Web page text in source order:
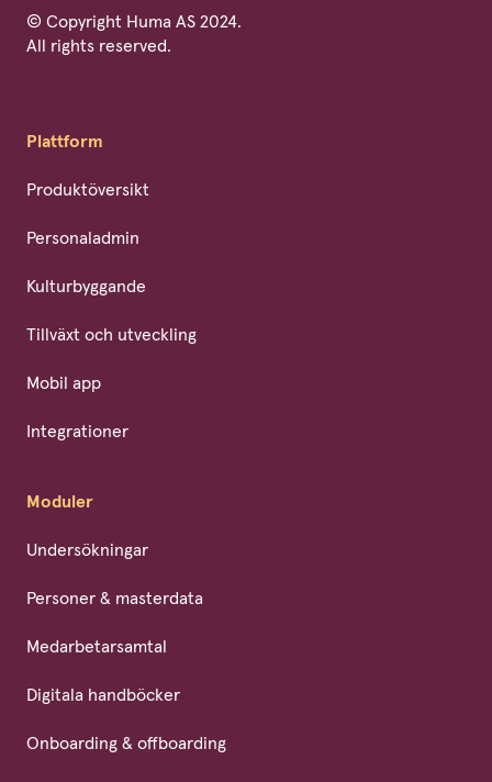
© Copyright Huma AS 2024.
All rights reserved.
Plattform
Produktöversikt
Personaladmin
Kulturbyggande
Tillväxt och utveckling
Mobil app
Integrationer
Moduler
Undersökningar
Personer & masterdata
Medarbetarsamtal
Digitala handböcker
Onboarding & offboarding